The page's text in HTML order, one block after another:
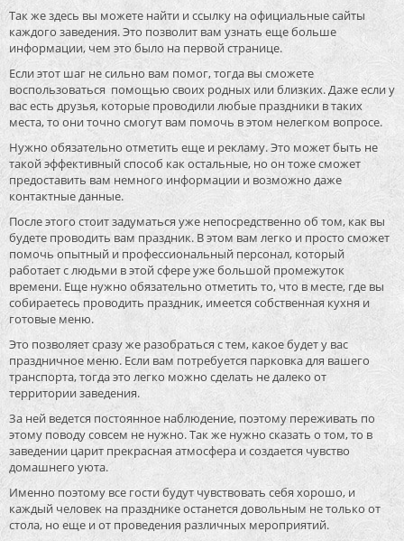
Так же здесь вы можете найти и ссылку на официальные сайты
каждого заведения. Это позволит вам узнать еще больше
информации, чем это было на первой странице.
Если этот шаг не сильно вам помог, тогда вы сможете
воспользоваться помощью своих родных или близких. Даже если у
вас есть друзья, которые проводили любые праздники в таких
места, то они точно смогут вам помочь в этом нелегком вопросе.
Нужно обязательно отметить еще и рекламу. Это может быть не
такой эффективный способ как остальные, но он тоже сможет
предоставить вам немного информации и возможно даже
контактные данные.
После этого стоит задуматься уже непосредственно об том, как вы
будете проводить вам праздник. В этом вам легко и просто сможет
помочь опытный и профессиональный персонал, который
работает с людьми в этой сфере уже большой промежуток
времени. Еще нужно обязательно отметить то, что в месте, где вы
собираетесь проводить праздник, имеется собственная кухня и
готовые меню.
Это позволяет сразу же разобраться с тем, какое будет у вас
праздничное меню. Если вам потребуется парковка для вашего
транспорта, тогда это легко можно сделать не далеко от
территории заведения.
За ней ведется постоянное наблюдение, поэтому переживать по
этому поводу совсем не нужно. Так же нужно сказать о том, то в
заведении царит прекрасная атмосфера и создается чувство
домашнего уюта.
Именно поэтому все гости будут чувствовать себя хорошо, и
каждый человек на празднике останется довольным не только от
стола, но еще и от проведения различных мероприятий.